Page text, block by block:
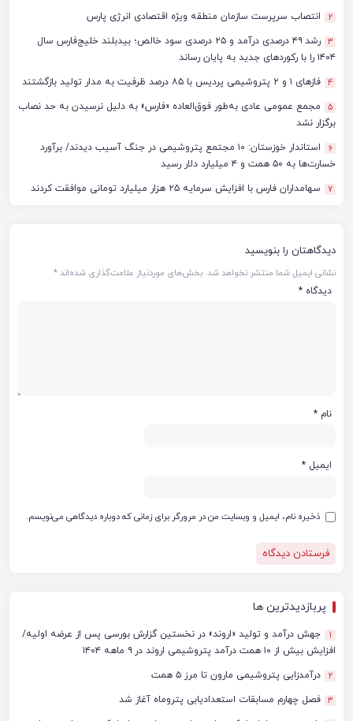
2 انتصاب سرپرست سازمان منطقه ویژه اقتصادی انرژی پارس
3
رشد ۴۹ درصدی درآمد و ۲۵ درصدی سود خالص؛ بیدبلند خلیج‌فارس سال
۱۴۰۴ را با رکوردهای جدید به پایان رساند
4 فازهای ۱ و ۲ پتروشیمی پردیس با ۸۵ درصد ظرفیت به مدار تولید بازگشتند
5
مجمع عمومی عادی به‌طور فوق‌العاده «فارس» به دلیل نرسیدن به حد نصاب
برگزار نشد
6
استاندار خوزستان: ۱۰ مجتمع پتروشیمی در جنگ آسیب دیدند/ برآورد
خسارت‌ها به ۵۰ همت و ۴ میلیارد دلار رسید
7 سهامداران فارس با افزایش سرمایه ۲۵ هزار میلیارد تومانی موافقت کردند
دیدگاهتان را بنویسید
نشانی ایمیل شما منتشر نخواهد شد. بخش‌های موردنیاز علامت‌گذاری شده‌اند*
دیدگاه *
نام *
ایمیل *
ذخیره نام، ایمیل و وبسایت من در مرورگر برای زمانی که دوباره دیدگاهی می‌نویسم.
پربازدیدترین ها
1
جهش درآمد و تولید «اروند» در نخستین گزارش بورسی پس از عرضه اولیه/
افزایش بیش از ۱۰ همت درآمد پتروشیمی اروند در ۹ ماهه ۱۴۰۴
2 درآمدزایی پتروشیمی مارون تا مرز ۵ همت
3 فصل چهارم مسابقات استعدادیابی پتروماه آغاز شد